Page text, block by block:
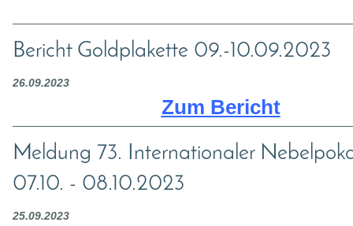
Bericht Goldplakette 09.-10.09.2023
26.09.2023
Zum Bericht
Meldung 73. Internationaler
07.10. - 08.10.2023
25.09.2023